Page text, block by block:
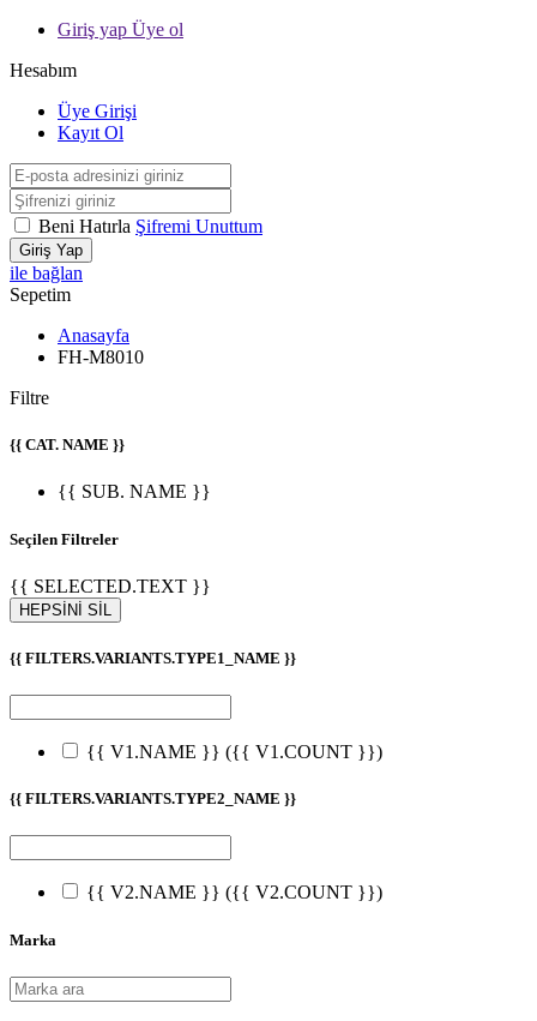
Giriş yap Üye ol
Hesabım
Üye Girişi
Kayıt Ol
Beni Hatırla Şifremi Unuttum
Giriş Yap
ile bağlan
Sepetim
Anasayfa
FH-M8010
Filtre
{{ CAT. NAME }}
{{ SUB. NAME }}
Seçilen Filtreler
{{ SELECTED.TEXT }}
HEPSİNİ SİL
{{ FILTERS.VARIANTS.TYPE1_NAME }}
{{ V1.NAME }} ({{ V1.COUNT }})
{{ FILTERS.VARIANTS.TYPE2_NAME }}
{{ V2.NAME }} ({{ V2.COUNT }})
Marka